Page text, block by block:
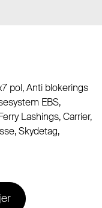
pol, Anti blokerings
EBS,
Lashings, Carrier,
Skydetag,